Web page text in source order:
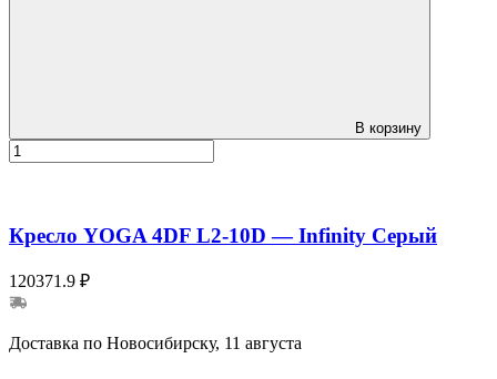
В корзину
Кресло YOGA 4DF L2-10D — Infinity Серый
120371.9 ₽
Доставка по Новосибирску, 11 августа